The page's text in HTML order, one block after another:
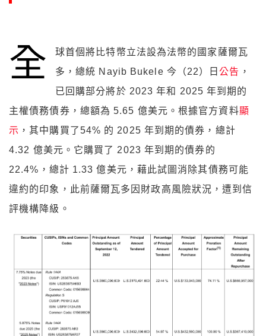
全
球首個將比特幣立法設為法幣的國家薩爾瓦
多，總統 Nayib Bukele 今（22）日公告 ，
已回購部分將於 2023 年和 2025 年到期的
主權債務債券，總額為 5.65 億美元。根據官方資料顯
示 ，其中購買了54% 的 2025 年到期的債券，總計
4.32 億美元。它購買了 2023 年到期的債券的
22.4%，總計 1.33 億美元，藉此試圖消除其債務可能
違約的印象，此前薩爾瓦多因財政高風險狀況，遭到信
評機構降級。